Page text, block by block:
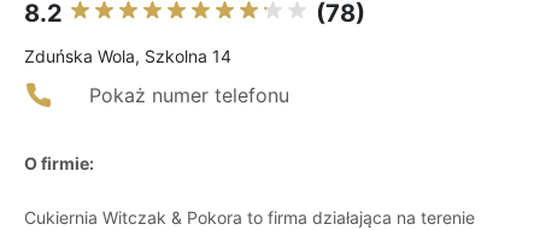
8.2 (78)
Zduńska Wola, Szkolna 14
Pokaż numer telefonu
O firmie:
Cukiernia Witczak & Pokora to firma działająca na terenie